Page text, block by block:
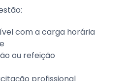
com a carga horária
ou refeição
profissional